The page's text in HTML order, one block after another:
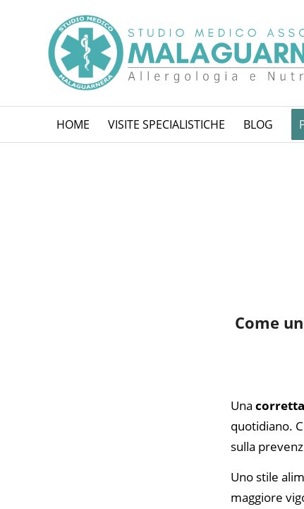
HOME VISITE SPECIALISTICHE BLOG
Come
Una
quotidiano.
sulla
Uno stile
maggiore